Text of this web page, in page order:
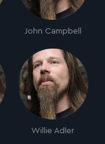
John Campbell
Willie Adler